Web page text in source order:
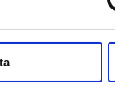
€ 1.009